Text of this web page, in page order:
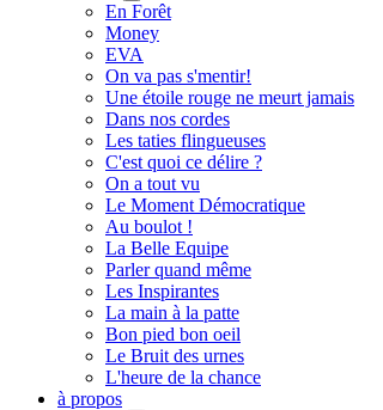
En Forêt
Money
EVA
On va pas s'mentir!
Une étoile rouge ne meurt jamais
Dans nos cordes
Les taties flingueuses
C'est quoi ce délire ?
On a tout vu
Le Moment Démocratique
Au boulot !
La Belle Equipe
Parler quand même
Les Inspirantes
La main à la patte
Bon pied bon oeil
Le Bruit des urnes
L'heure de la chance
à propos